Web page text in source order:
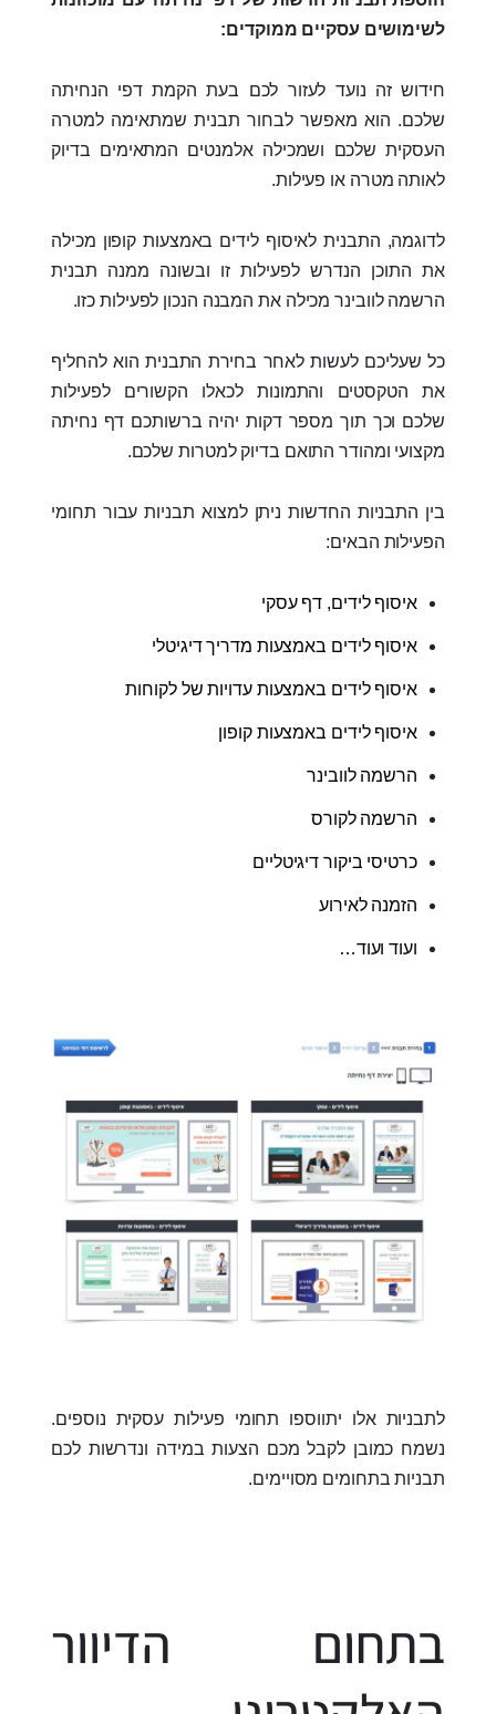
לשימושים עסקיים ממוקדים:
חידוש זה נועד לעזור לכם בעת הקמת דפי הנחיתה
שלכם. הוא מאפשר לבחור תבנית שמתאימה למטרה
העסקית שלכם ושמכילה אלמנטים המתאימים בדיוק
לאותה מטרה או פעילות.
לדוגמה, התבנית לאיסוף לידים באמצעות קופון מכילה
את התוכן הנדרש לפעילות זו ובשונה ממנה תבנית
הרשמה לוובינר מכילה את המבנה הנכון לפעילות כזו.
כל שעליכם לעשות לאחר בחירת התבנית הוא להחליף
את הטקסטים והתמונות לכאלו הקשורים לפעילות
שלכם וכך תוך מספר דקות יהיה ברשותכם דף נחיתה
מקצועי ומהודר התואם בדיוק למטרות שלכם.
בין התבניות החדשות ניתן למצוא תבניות עבור תחומי
הפעילות הבאים:
איסוף לידים, דף עסקי
איסוף לידים באמצעות מדריך דיגיטלי
איסוף לידים באמצעות עדויות של לקוחות
איסוף לידים באמצעות קופון
הרשמה לוובינר
הרשמה לקורס
כרטיסי ביקור דיגיטליים
הזמנה לאירוע
ועוד ועוד…
לתבניות אלו יתווספו תחומי פעילות עסקית נוספים.
נשמח כמובן לקבל מכם הצעות במידה ונדרשות לכם
תבניות בתחומים מסויימים.
בתחום הדיוור